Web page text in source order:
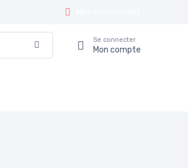
Se connecter
Mon compte